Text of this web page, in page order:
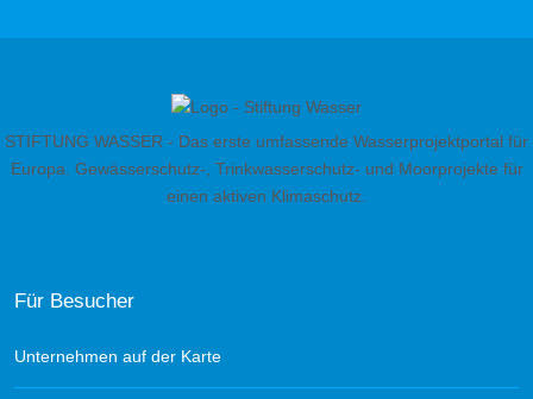
STIFTUNG WASSER - Das erste umfassende Wasserprojektportal für
Europa. Gewässerschutz-, Trinkwasserschutz- und Moorprojekte für
einen aktiven Klimaschutz.
Für Besucher
Unternehmen auf der Karte